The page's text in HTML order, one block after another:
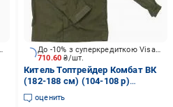
710.60₴/шт.
До -10% з суперкредиткою Visa Вигода
Китель Топтрейдер Комбат ВК
(182-188 см) (104-108 р)
темная-олива р.L
оценить